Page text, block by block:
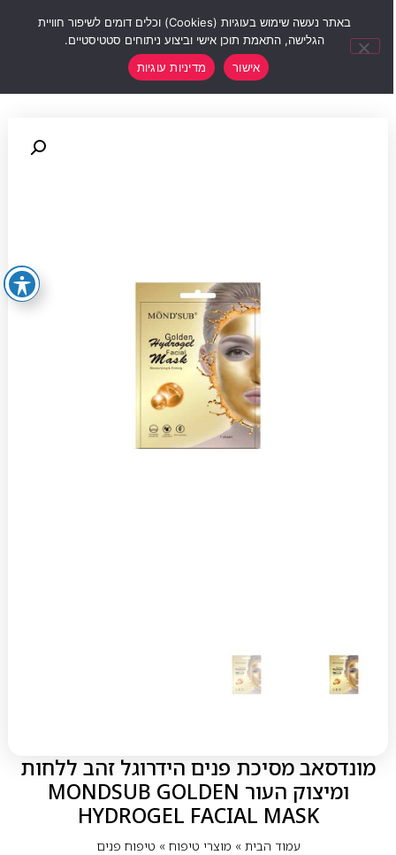
מונדסאב מסיכת פנים הידרוגל זהב ללחות
ומיצוק העור MONDSUB GOLDEN
HYDROGEL FACIAL MASK
עמוד הבית» מוצרי טיפוח» טיפוח פנים
באתר נעשה שימוש בעוגיות (Cookies) וכלים דומים לשיפור חוויית
הגלישה, התאמת תוכן אישי וביצוע ניתוחים סטטיסטיים.
אישור
מדיניות עוגיות